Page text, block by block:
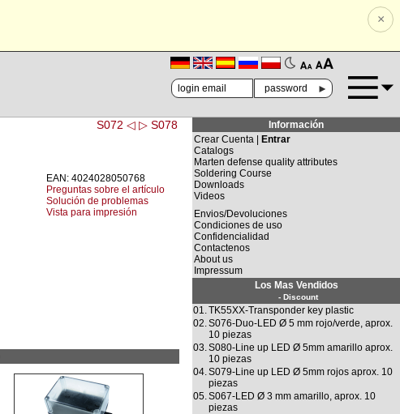
×
🗛 🗚
►
S072 ◁ ▷ S078
EAN: 4024028050768
Preguntas sobre el artículo
Solución de problemas
Vista para impresión
Información
Crear Cuenta |
Entrar
Catalogs
Marten defense quality attributes
Soldering Course
Downloads
Videos
Envios/Devoluciones
Condiciones de uso
Confidencialidad
Contactenos
About us
Impressum
Los Mas Vendidos
- Discount
01.TK55XX-Transponder key plastic
02.S076-Duo-LED Ø 5 mm rojo/verde, aprox.
10 piezas
03.S080-Line up LED Ø 5mm amarillo aprox.
10 piezas
04.S079-Line up LED Ø 5mm rojos aprox. 10
piezas
05.S067-LED Ø 3 mm amarillo, aprox. 10
piezas